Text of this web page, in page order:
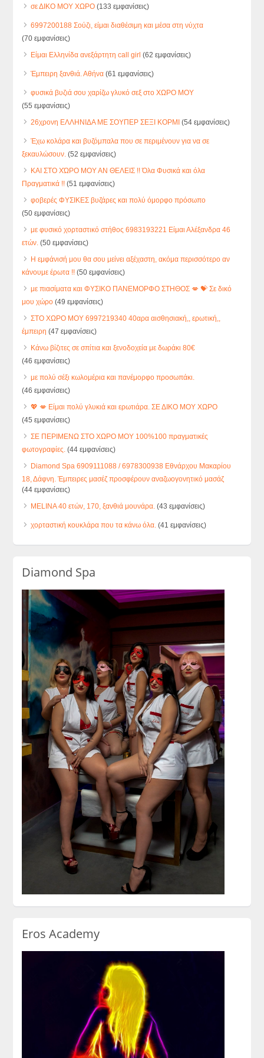
σε ΔΙΚΟ ΜΟΥ ΧΩΡΟ (133 εμφανίσεις)
6997200188 Σούζι, είμαι διαθέσιμη και μέσα στη νύχτα
(70 εμφανίσεις)
Είμαι Ελληνίδα ανεξάρτητη call girl (62 εμφανίσεις)
Έμπειρη ξανθιά. Αθήνα (61 εμφανίσεις)
φυσικά βυζιά σου χαρίζω γλυκό σεξ στο ΧΩΡΟ ΜΟΥ
(55 εμφανίσεις)
26χρονη ΕΛΛΗΝΙΔΑ ΜΕ ΣΟΥΠΕΡ ΣΕΞΙ ΚΟΡΜΙ (54 εμφανίσεις)
Έχω κολάρα και βυζόμπαλα που σε περιμένουν για να σε
ξεκαυλώσουν. (52 εμφανίσεις)
ΚΑΙ ΣΤΟ ΧΏΡΟ ΜΟΥ ΑΝ ΘΕΛΕΙΣ !! Όλα Φυσικά και όλα
Πραγματικά !! (51 εμφανίσεις)
φοβερές ΦΥΣΙΚΕΣ βυζάρες και πολύ όμορφο πρόσωπο
(50 εμφανίσεις)
με φυσικό χορταστικό στήθος 6983193221 Είμαι Αλέξανδρα 46
ετών. (50 εμφανίσεις)
Η εμφάνισή μου θα σου μείνει αξέχαστη, ακόμα περισσότερο αν
κάνουμε έρωτα !! (50 εμφανίσεις)
με πιασίματα και ΦΥΣΙΚΟ ΠΑΝΕΜΟΡΦΟ ΣΤΗΘΟΣ 💋 💝 Σε δικό
μου χώρο (49 εμφανίσεις)
ΣΤΟ ΧΩΡΟ ΜΟΥ 6997219340 40αρα αισθησιακή,, ερωτική,,
έμπειρη (47 εμφανίσεις)
Κάνω βίζιτες σε σπίτια και ξενοδοχεία με δωράκι 80€
(46 εμφανίσεις)
με πολύ σέξι κωλομέρια και πανέμορφο προσωπάκι.
(46 εμφανίσεις)
💖 💋 Είμαι πολύ γλυκιά και ερωτιάρα. ΣΕ ΔΙΚΟ ΜΟΥ ΧΩΡΟ
(45 εμφανίσεις)
ΣΕ ΠΕΡΙΜΕΝΩ ΣΤΟ ΧΩΡΟ ΜΟΥ 100%100 πραγματικές
φωτογραφίες. (44 εμφανίσεις)
Diamond Spa 6909111088 / 6978300938 Εθνάρχου Μακαρίου
18, Δάφνη. Έμπειρες μασέζ προσφέρουν αναζωογονητικό μασάζ
(44 εμφανίσεις)
MELINA 40 ετών, 170, ξανθιά μουνάρα. (43 εμφανίσεις)
χορταστική κουκλάρα που τα κάνω όλα. (41 εμφανίσεις)
Diamond Spa
Eros Academy